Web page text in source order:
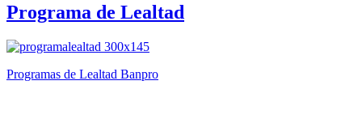
Programa de Lealtad
Programas de Lealtad Banpro